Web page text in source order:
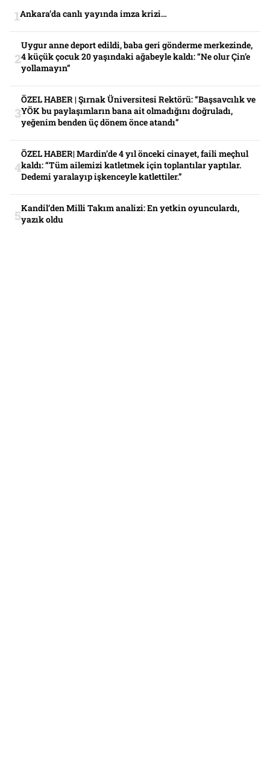
Ankara’da canlı yayında imza krizi…
Uygur anne deport edildi, baba geri gönderme merkezinde,
4 küçük çocuk 20 yaşındaki ağabeyle kaldı: “Ne olur Çin’e
yollamayın”
ÖZEL HABER | Şırnak Üniversitesi Rektörü: “Başsavcılık ve
YÖK bu paylaşımların bana ait olmadığını doğruladı,
yeğenim benden üç dönem önce atandı”
ÖZEL HABER| Mardin’de 4 yıl önceki cinayet, faili meçhul
kaldı: “Tüm ailemizi katletmek için toplantılar yaptılar.
Dedemi yaralayıp işkenceyle katlettiler.”
Kandil’den Milli Takım analizi: En yetkin oyunculardı,
yazık oldu